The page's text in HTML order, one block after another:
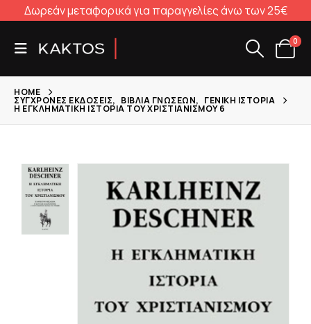
Δωρεάν μεταφορικά για παραγγελίες άνω των 25€
0
HOME
ΣΎΓΧΡΟΝΕΣ ΕΚΔΌΣΕΙΣ, ΒΙΒΛΊΑ ΓΝΏΣΕΩΝ, ΓΕΝΙΚΉ ΙΣΤΟΡΊΑ
Η ΕΓΚΛΗΜΑΤΙΚΉ ΙΣΤΟΡΊΑ ΤΟΥ ΧΡΙΣΤΙΑΝΙΣΜΟΎ 6